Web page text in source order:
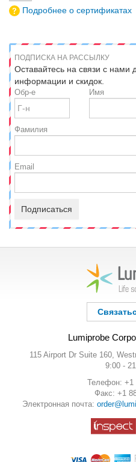
Подробнее о сертификатах
ПОДПИСКА НА РАССЫЛКУ
Оставайтесь на связи с нами
информации и скидок.
Обр-е Имя
Фамилия
Email
Подписаться
Lumiprobe
115 Airport Dr Suite 160,
9:00 -
Телефон: +1
Факс: +1
Электронная почта: